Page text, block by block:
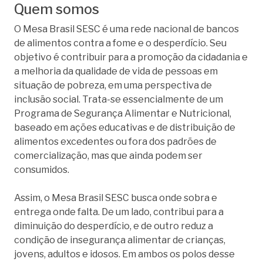
Quem somos
O Mesa Brasil SESC é uma rede nacional de bancos
de alimentos contra a fome e o desperdício. Seu
objetivo é contribuir para a promoção da cidadania e
a melhoria da qualidade de vida de pessoas em
situação de pobreza, em uma perspectiva de
inclusão social. Trata-se essencialmente de um
Programa de Segurança Alimentar e Nutricional,
baseado em ações educativas e de distribuição de
alimentos excedentes ou fora dos padrões de
comercialização, mas que ainda podem ser
consumidos.
Assim, o Mesa Brasil SESC busca onde sobra e
entrega onde falta. De um lado, contribui para a
diminuição do desperdício, e de outro reduz a
condição de insegurança alimentar de crianças,
jovens, adultos e idosos. Em ambos os polos desse